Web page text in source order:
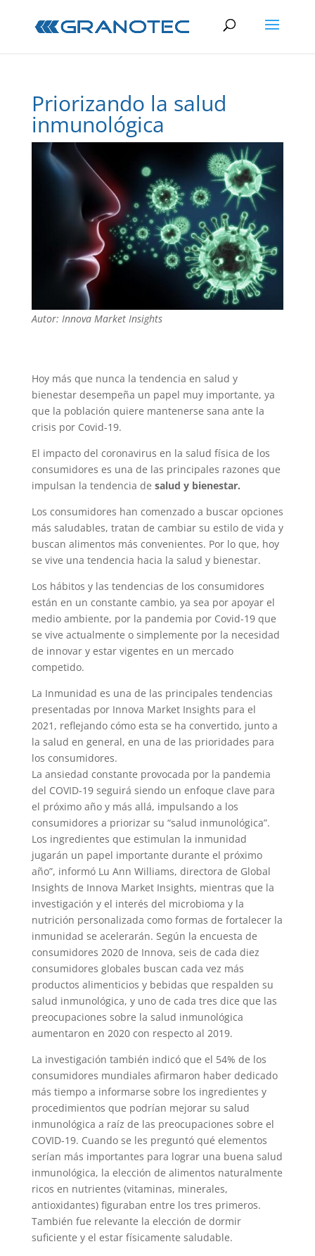
Priorizando la salud
inmunológica
Autor: Innova Market Insights
Hoy más que nunca la tendencia en salud y
bienestar desempeña un papel muy importante, ya
que la población quiere mantenerse sana ante la
crisis por Covid-19.
El impacto del coronavirus en la salud física de los
consumidores es una de las principales razones que
impulsan la tendencia de salud y bienestar.
Los consumidores han comenzado a buscar opciones
más saludables, tratan de cambiar su estilo de vida y
buscan alimentos más convenientes. Por lo que, hoy
se vive una tendencia hacia la salud y bienestar.
Los hábitos y las tendencias de los consumidores
están en un constante cambio, ya sea por apoyar el
medio ambiente, por la pandemia por Covid-19 que
se vive actualmente o simplemente por la necesidad
de innovar y estar vigentes en un mercado
competido.
La Inmunidad es una de las principales tendencias
presentadas por Innova Market Insights para el
2021, reflejando cómo esta se ha convertido, junto a
la salud en general, en una de las prioridades para
los consumidores.
La ansiedad constante provocada por la pandemia
del COVID-19 seguirá siendo un enfoque clave para
el próximo año y más allá, impulsando a los
consumidores a priorizar su “salud inmunológica”.
Los ingredientes que estimulan la inmunidad
jugarán un papel importante durante el próximo
año”, informó Lu Ann Williams, directora de Global
Insights de Innova Market Insights, mientras que la
investigación y el interés del microbioma y la
nutrición personalizada como formas de fortalecer la
inmunidad se acelerarán. Según la encuesta de
consumidores 2020 de Innova, seis de cada diez
consumidores globales buscan cada vez más
productos alimenticios y bebidas que respalden su
salud inmunológica, y uno de cada tres dice que las
preocupaciones sobre la salud inmunológica
aumentaron en 2020 con respecto al 2019.
La investigación también indicó que el 54% de los
consumidores mundiales afirmaron haber dedicado
más tiempo a informarse sobre los ingredientes y
procedimientos que podrían mejorar su salud
inmunológica a raíz de las preocupaciones sobre el
COVID-19. Cuando se les preguntó qué elementos
serían más importantes para lograr una buena salud
inmunológica, la elección de alimentos naturalmente
ricos en nutrientes (vitaminas, minerales,
antioxidantes) figuraban entre los tres primeros.
También fue relevante la elección de dormir
suficiente y el estar físicamente saludable.